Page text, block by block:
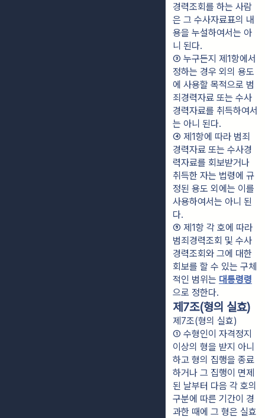
경력조회를 하는 사람
은 그 수사자료표의 내
용을 누설하여서는 아
니 된다.
③ 누구든지 제1항에서
정하는 경우 외의 용도
에 사용할 목적으로 범
죄경력자료 또는 수사
경력자료를 취득하여서
는 아니 된다.
④ 제1항에 따라 범죄
경력자료 또는 수사경
력자료를 회보받거나
취득한 자는 법령에 규
정된 용도 외에는 이를
사용하여서는 아니 된
다.
⑤ 제1항 각 호에 따라
범죄경력조회 및 수사
경력조회와 그에 대한
회보를 할 수 있는 구체
적인 범위는 대통령령
으로 정한다.
제7조(형의 실효)
제7조(형의 실효)
① 수형인이 자격정지
이상의 형을 받지 아니
하고 형의 집행을 종료
하거나 그 집행이 면제
된 날부터 다음 각 호의
구분에 따른 기간이 경
과한 때에 그 형은 실효